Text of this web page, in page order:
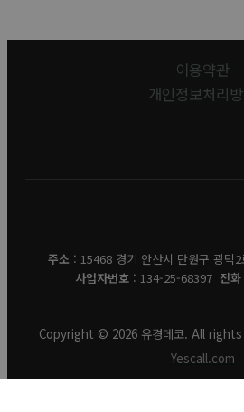
이용약관
개인정보처리
주소 : 15468 경기 안산시 단원구 광덕2
사업자번호: 134-25-68397 전화
Copyright © 2026 유경데코. All
Yescall.com